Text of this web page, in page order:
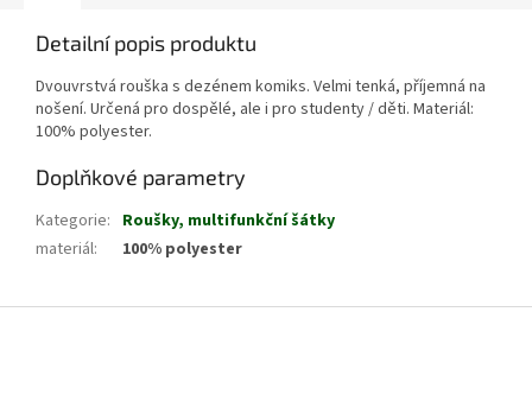
Detailní popis produktu
Dvouvrstvá rouška s dezénem komiks. Velmi tenká, příjemná na
nošení. Určená pro dospělé, ale i pro studenty / děti. Materiál:
100% polyester.
Doplňkové parametry
Kategorie: Roušky, multifunkční šátky
materiál: 100% polyester